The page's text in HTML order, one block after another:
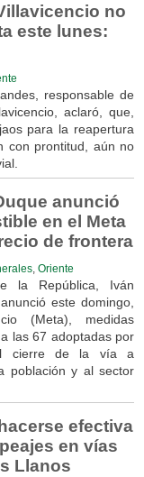
no
este lunes:
responsable de
aclaró, que,
para la reapertura
con prontitud, aún no
anunció
en el Meta
de frontera
, Oriente
la República, Iván
este domingo,
(Meta), medidas
las 67 adoptadas por
cierre de la vía a
población y al sector
efectiva
en vías
Llanos